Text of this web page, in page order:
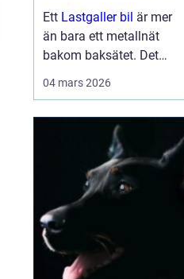
och hundar
Ett Lastgaller bil är mer
än bara ett metallnät
bakom baksätet. Det
passagerare och djur vid
kraftiga inbromsningar
eller kollis...
04 mars 2026